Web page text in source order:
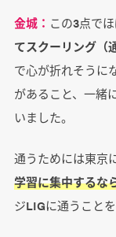
金城： この3点で
てスクーリング（
で心が折れそうに
があること、一緒
いました。
通うためには東京
学習に集中するな
ジLIGに通うこと